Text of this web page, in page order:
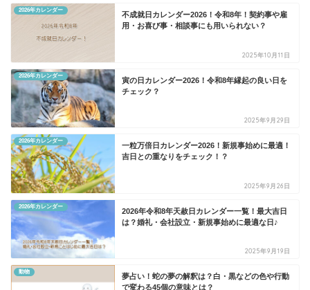
2026年カレンダー
不成就日カレンダー2026！令和8年！契約事や雇
用・お喜び事・相談事にも用いられない？
2025年10月11日
2026年カレンダー
寅の日カレンダー2026！令和8年縁起の良い日を
チェック？
2025年9月29日
2026年カレンダー
一粒万倍日カレンダー2026！新規事始めに最適！
吉日との重なりをチェック！？
2025年9月26日
2026年カレンダー
2026年令和8年天赦日カレンダー一覧！最大吉日
は？婚礼・会社設立・新規事始めに最適な日♪
2025年9月19日
動物
夢占い！蛇の夢の解釈は？白・黒などの色や行動
で変わる45個の意味とは？